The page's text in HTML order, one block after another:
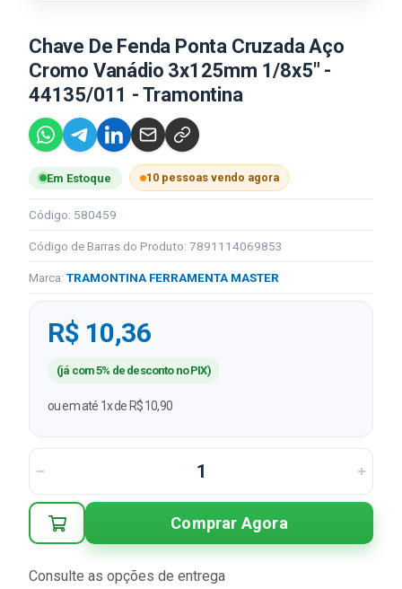
Chave De Fenda Ponta Cruzada Aço
Cromo Vanádio 3x125mm 1/8x5" -
44135/011 - Tramontina
Em Estoque 10 pessoas vendo agora
Código: 580459
Código de Barras do Produto: 7891114069853
Marca: TRAMONTINA FERRAMENTA MASTER
R$ 10,36
(já com 5% de desconto no PIX)
ou em até 1x de R$ 10,90
Comprar Agora
Consulte as opções de entrega